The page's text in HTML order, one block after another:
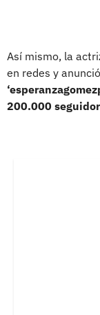
Así mismo, la
en redes y
200.000